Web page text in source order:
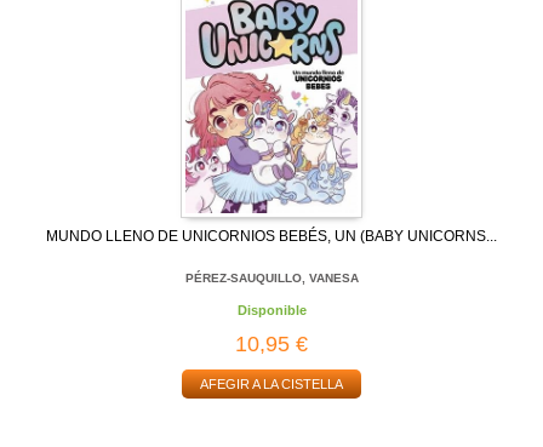
MUNDO LLENO DE UNICORNIOS BEBÉS, UN (BABY UNICORNS...
PÉREZ-SAUQUILLO, VANESA
Disponible
10,95 €
AFEGIR A LA CISTELLA